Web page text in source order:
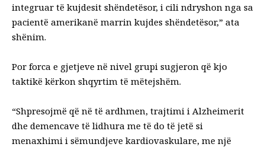
integruar të kujdesit shëndetësor, i cili ndryshon nga sa
pacientë amerikanë marrin kujdes shëndetësor,” ata
shënim.
Por forca e gjetjeve në nivel grupi sugjeron që kjo
taktikë kërkon shqyrtim të mëtejshëm.
“Shpresojmë që në të ardhmen, trajtimi i Alzheimerit
dhe demencave të lidhura me të do të jetë si
menaxhimi i sëmundjeve kardiovaskulare, me një